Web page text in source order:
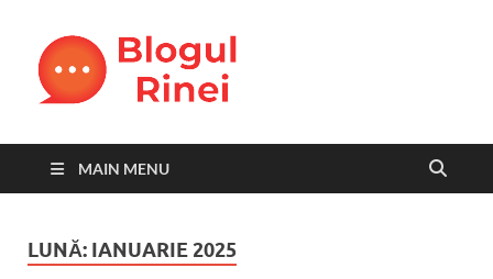
MAIN MENU
LUNĂ: IANUARIE 2025